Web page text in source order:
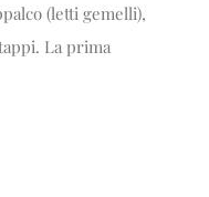
(letti gemelli),
La prima